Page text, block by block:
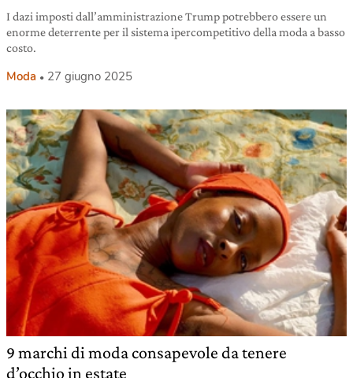
I dazi imposti dall’amministrazione Trump potrebbero essere un
enorme deterrente per il sistema ipercompetitivo della moda a basso
costo.
Moda 27 giugno 2025
9 marchi di moda consapevole da tenere
d’occhio in estate